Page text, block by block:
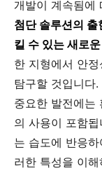
개발이 계속됨에
첨단 솔루션의
킬 수 있는 새로
한 지형에서 안
탐구할 것입니다.
중요한 발전에는
의 사용이 포함
는 습도에 반응
러한 특성을 이